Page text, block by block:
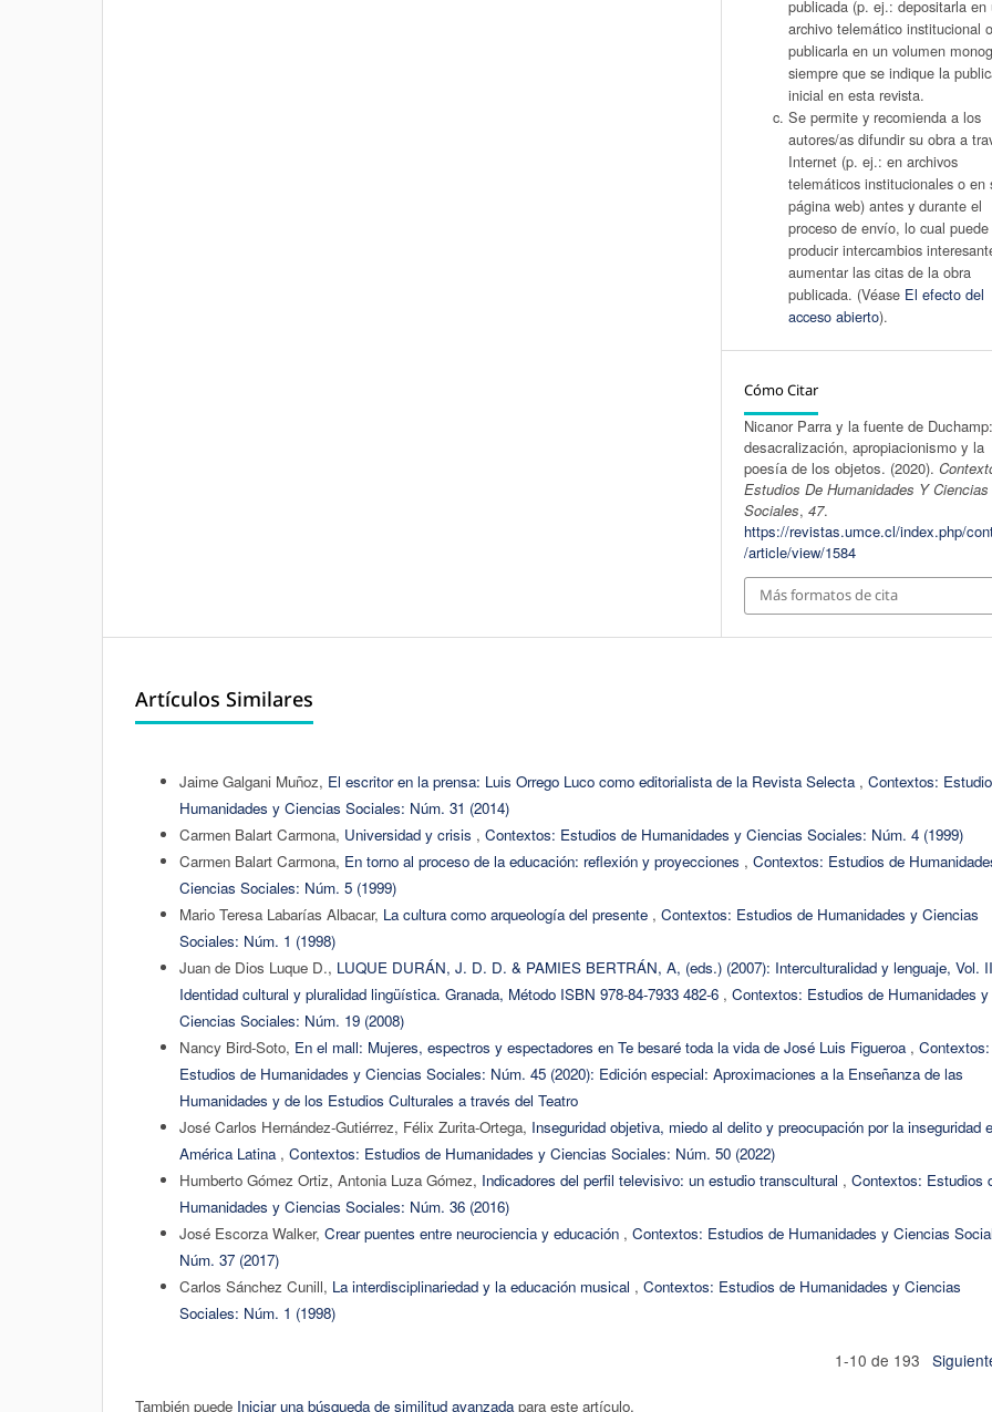
publicada (p. ej.: depositarla en
archivo telemático institucional
publicarla en un volumen
siempre que se indique la
inicial en esta revista.
Se permite y recomienda a los
autores/as difundir su obra a
Internet (p. ej.: en archivos
telemáticos institucionales o en
página web) antes y durante el
proceso de envío, lo cual puede
producir intercambios
aumentar las citas de la obra
publicada. (Véase El efecto del
acceso abierto).
Cómo Citar
Nicanor Parra y la fuente de
desacralización, apropiacionismo y la
poesía de los objetos. (2020).
Estudios De Humanidades Y Ciencias
Sociales,47.
https://revistas.umce.cl/index.php/
/article/view/1584
Más formatos de cita
Artículos Similares
Jaime Galgani Muñoz, El escritor en la prensa: Luis Orrego Luco como editorialista de la Revista Selecta , Contextos:
Humanidades y Ciencias Sociales: Núm. 31 (2014)
Carmen Balart Carmona, Universidad y crisis , Contextos: Estudios de Humanidades y Ciencias Sociales: Núm. 4 (1999)
Carmen Balart Carmona, En torno al proceso de la educación: reflexión y proyecciones , Contextos: Estudios de
Ciencias Sociales: Núm. 5 (1999)
Mario Teresa Labarías Albacar, La cultura como arqueología del presente , Contextos: Estudios de Humanidades y Ciencias
Sociales: Núm. 1 (1998)
Juan de Dios Luque D., LUQUE DURÁN, J. D. D. & PAMIES BERTRÁN, A, (eds.) (2007): Interculturalidad y lenguaje, Vol.
Identidad cultural y pluralidad lingüística. Granada, Método ISBN 978-84-7933­ 482-6 , Contextos: Estudios de Humanidades y
Ciencias Sociales: Núm. 19 (2008)
Nancy Bird-Soto, En el mall: Mujeres, espectros y espectadores en Te besaré toda la vida de José Luis Figueroa , Contextos:
Estudios de Humanidades y Ciencias Sociales: Núm. 45 (2020): Edición especial: Aproximaciones a la Enseñanza de las
Humanidades y de los Estudios Culturales a través del Teatro
José Carlos Hernández-Gutiérrez, Félix Zurita-Ortega, Inseguridad objetiva, miedo al delito y preocupación por la inseguridad
América Latina , Contextos: Estudios de Humanidades y Ciencias Sociales: Núm. 50 (2022)
Humberto Gómez Ortiz, Antonia Luza Gómez, Indicadores del perfil televisivo: un estudio transcultural , Contextos: Estudios
Humanidades y Ciencias Sociales: Núm. 36 (2016)
José Escorza Walker, Crear puentes entre neurociencia y educación , Contextos: Estudios de Humanidades y Ciencias
Núm. 37 (2017)
Carlos Sánchez Cunill, La interdisciplinariedad y la educación musical , Contextos: Estudios de Humanidades y Ciencias
Sociales: Núm. 1 (1998)
1-10 de 193
También puede Iniciar una búsqueda de similitud avanzadapara este artículo.